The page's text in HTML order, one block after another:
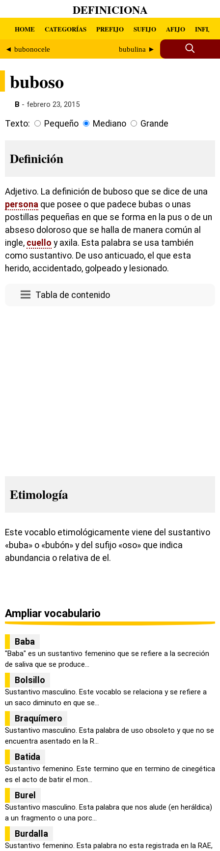
DEFINICIONA
HOME CATEGORÍAS PREFIJO SUFIJO AFIJO INFIJO
◄ bubonocele bubulina ►
buboso
B - febrero 23, 2015
Texto: Pequeño Mediano Grande
Definición
Adjetivo. La definición de buboso que se dice de una
persona que posee o que padece bubas o unas
postillas pequeñas en que se forma en la pus o de un
abseso doloroso que se halla de manera común al
ingle, cuello y axila. Esta palabra se usa también
como sustantivo. De uso anticuado, el que esta
herido, accidentado, golpeado y lesionado.
Tabla de contenido
Etimología
Este vocablo etimológicamente viene del sustantivo
«buba» o «bubón» y del sufijo «oso» que indica
abundancia o relativa de el.
Ampliar vocabulario
Baba
"Baba" es un sustantivo femenino que se refiere a la secreción
de saliva que se produce...
Bolsillo
Sustantivo masculino. Este vocablo se relaciona y se refiere a
un saco diminuto en que se...
Braquímero
Sustantivo masculino. Esta palabra de uso obsoleto y que no se
encuentra asentado en la R...
Batida
Sustantivo femenino. Este termino que en termino de cinegética
es el acto de batir el mon...
Burel
Sustantivo masculino. Esta palabra que nos alude (en heráldica)
a un fragmento o una porc...
Burdalla
Sustantivo femenino. Esta palabra no esta registrada en la RAE,